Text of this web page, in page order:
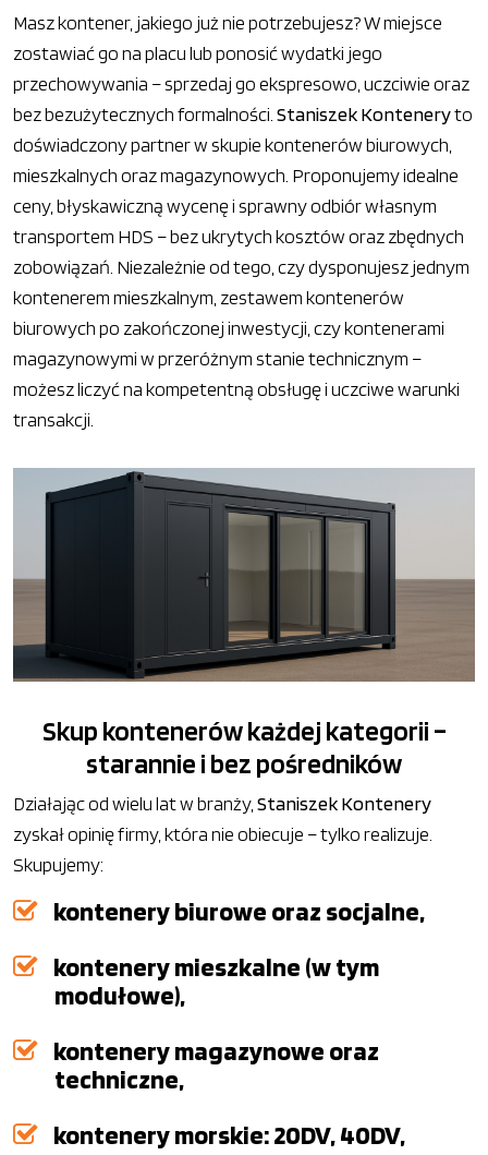
Masz kontener, jakiego już nie potrzebujesz? W miejsce
zostawiać go na placu lub ponosić wydatki jego
przechowywania – sprzedaj go ekspresowo, uczciwie oraz
bez bezużytecznych formalności. Staniszek Konteneryto
doświadczony partner w skupie kontenerów biurowych,
mieszkalnych oraz magazynowych. Proponujemy idealne
ceny, błyskawiczną wycenę i sprawny odbiór własnym
transportem HDS – bez ukrytych kosztów oraz zbędnych
zobowiązań. Niezależnie od tego, czy dysponujesz jednym
kontenerem mieszkalnym, zestawem kontenerów
biurowych po zakończonej inwestycji, czy kontenerami
magazynowymi w przeróżnym stanie technicznym –
możesz liczyć na kompetentną obsługę i uczciwe warunki
transakcji.
Skup kontenerów każdej kategorii –
starannie i bez pośredników
Działając od wielu lat w branży, Staniszek Kontenery
zyskał opinię firmy, która nie obiecuje – tylko realizuje.
Skupujemy:
kontenery biurowe oraz socjalne,
kontenery mieszkalne (w tym
modułowe),
kontenery magazynowe oraz
techniczne,
kontenery morskie: 20DV, 40DV,